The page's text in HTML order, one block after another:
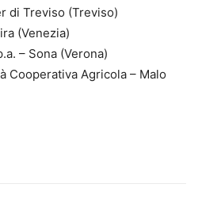
di Treviso (Treviso)
(Venezia)
– Sona (Verona)
Cooperativa Agricola – Malo